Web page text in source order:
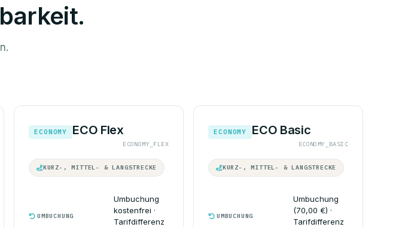
ECONOMY ECO Flex
ECONOMY_FLEX
KURZ-, MITTEL- & LANGSTRECKE
UMBUCHUNG
Umbuchung
kostenfrei ·
Tarifdifferenz
ECONOMY ECO Basic
ECONOMY_BASIC
KURZ-, MITTEL- & LANGSTRECKE
UMBUCHUNG
Umbuchung
(70,00 €) ·
Tarifdifferenz